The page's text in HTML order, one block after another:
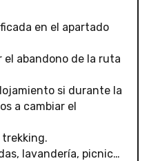
en el apartado
el abandono de la ruta
si durante la
a cambiar el
trekking.
lavandería, picnic…